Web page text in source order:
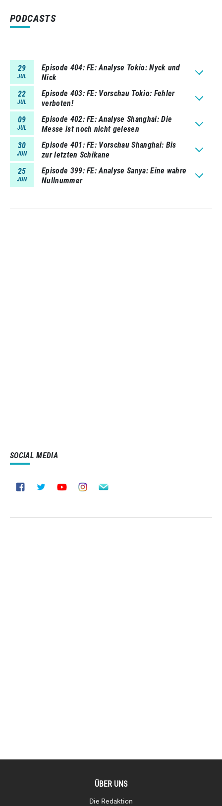
PODCASTS
29
JUL
Episode 404 FE: Analyse Tokio: Nyck und
Nick
22
JUL
Episode 403 FE: Vorschau Tokio: Fehler
verboten!
09
JUL
Episode 402 FE: Analyse Shanghai: Die
Messe ist noch nicht gelesen
30
JUN
Episode 401 FE: Vorschau Shanghai: Bis
zur letzten Schikane
25
JUN
Episode 399 FE: Analyse Sanya: Eine wahre
Nullnummer
SOCIAL MEDIA
ÜBER UNS
Die Redaktion